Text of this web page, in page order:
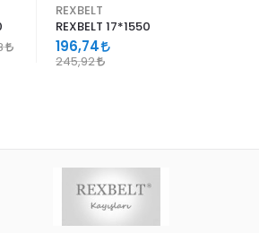
REXBELT
REXBELT 17*1550
196,74
245,92